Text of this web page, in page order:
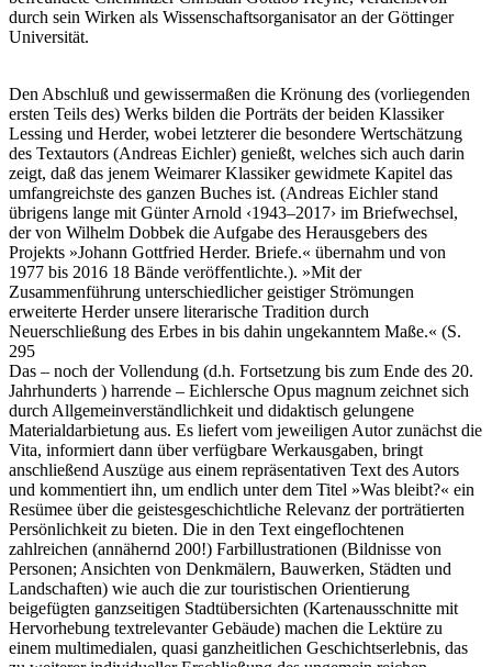
durch sein Wirken als Wissenschaftsorganisator an der Göttinger
Universität.
Den Abschluß und gewissermaßen die Krönung des (vorliegenden
ersten Teils des) Werks bilden die Porträts der beiden Klassiker
Lessing und Herder, wobei letzterer die besondere Wertschätzung
des Textautors (Andreas Eichler) genießt, welches sich auch darin
zeigt, daß das jenem Weimarer Klassiker gewidmete Kapitel das
umfangreichste des ganzen Buches ist. (Andreas Eichler stand
übrigens lange mit Günter Arnold ‹1943–2017› im Briefwechsel,
der von Wilhelm Dobbek die Aufgabe des Herausgebers des
Projekts »Johann Gottfried Herder. Briefe.« übernahm und von
1977 bis 2016 18 Bände veröffentlichte.). »Mit der
Zusammenführung unterschiedlicher geistiger Strömungen
erweiterte Herder unsere literarische Tradition durch
Neuerschließung des Erbes in bis dahin ungekanntem Maße.« (S.
295
Das – noch der Vollendung (d.h. Fortsetzung bis zum Ende des 20.
Jahrhunderts ) harrende – Eichlersche Opus magnum zeichnet sich
durch Allgemeinverständlichkeit und didaktisch gelungene
Materialdarbietung aus. Es liefert vom jeweiligen Autor zunächst die
Vita, informiert dann über verfügbare Werkausgaben, bringt
anschließend Auszüge aus einem repräsentativen Text des Autors
und kommentiert ihn, um endlich unter dem Titel »Was bleibt?« ein
Resümee über die geistesgeschichtliche Relevanz der porträtierten
Persönlichkeit zu bieten. Die in den Text eingeflochtenen
zahlreichen (annähernd 200!) Farbillustrationen (Bildnisse von
Personen; Ansichten von Denkmälern, Bauwerken, Städten und
Landschaften) wie auch die zur touristischen Orientierung
beigefügten ganzseitigen Stadtübersichten (Kartenausschnitte mit
Hervorhebung textrelevanter Gebäude) machen die Lektüre zu
einem multimedialen, quasi ganzheitlichen Geschichtserlebnis, das